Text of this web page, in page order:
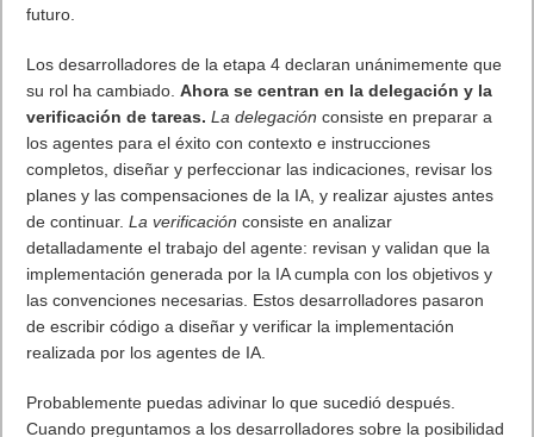
futuro.
Los desarrolladores de la etapa 4 declaran unánimemente que
su rol ha cambiado.Ahora se centran en la delegación y la
verificación de tareas.La delegación consiste en preparar a
los agentes para el éxito con contexto e instrucciones
completos, diseñar y perfeccionar las indicaciones, revisar los
planes y las compensaciones de la IA, y realizar ajustes antes
de continuar.La verificación consiste en analizar
detalladamente el trabajo del agente: revisan y validan que la
implementación generada por la IA cumpla con los objetivos y
las convenciones necesarias. Estos desarrolladores pasaron
de escribir código a diseñar y verificar la implementación
realizada por los agentes de IA.
Probablemente puedas adivinar lo que sucedió después.
Cuando preguntamos a los desarrolladores sobre la posibilidad